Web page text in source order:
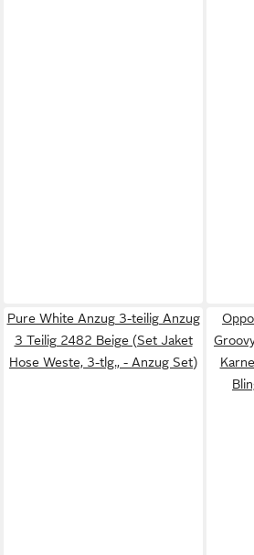
Pure White Anzug 3-teilig Anzug
3 Teilig 2482 Beige (Set Jaket
Hose Weste, 3-tlg., - Anzug Set)